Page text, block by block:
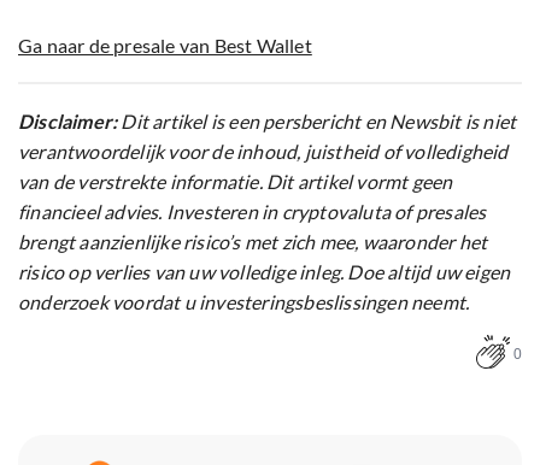
Ga naar de presale van Best Wallet
Disclaimer:Dit artikel is een persbericht en Newsbit is niet
verantwoordelijk voor de inhoud, juistheid of volledigheid
van de verstrekte informatie. Dit artikel vormt geen
financieel advies. Investeren in cryptovaluta of presales
brengt aanzienlijke risico’s met zich mee, waaronder het
risico op verlies van uw volledige inleg. Doe altijd uw eigen
onderzoek voordat u investeringsbeslissingen neemt.
0